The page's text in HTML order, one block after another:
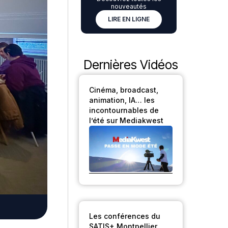
nouveautés
LIRE EN LIGNE
Dernières Vidéos
Cinéma, broadcast,
animation, IA… les
incontournables de
l’été sur Mediakwest
Les conférences du